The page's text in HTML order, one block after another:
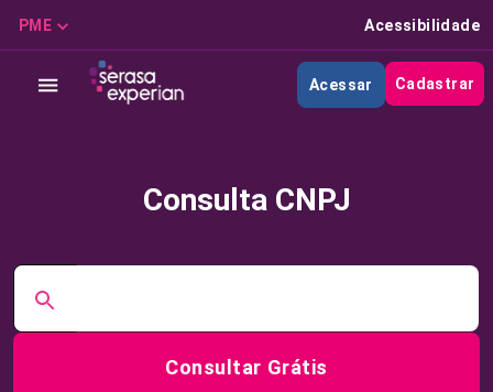
PME Acessibilidade
Acessar Cadastrar
Consulta CNPJ
Consultar Grátis